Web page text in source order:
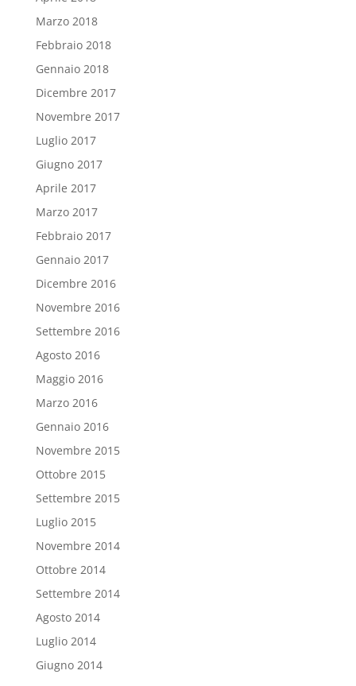
Marzo 2018
Febbraio 2018
Gennaio 2018
Dicembre 2017
Novembre 2017
Luglio 2017
Giugno 2017
Aprile 2017
Marzo 2017
Febbraio 2017
Gennaio 2017
Dicembre 2016
Novembre 2016
Settembre 2016
Agosto 2016
Maggio 2016
Marzo 2016
Gennaio 2016
Novembre 2015
Ottobre 2015
Settembre 2015
Luglio 2015
Novembre 2014
Ottobre 2014
Settembre 2014
Agosto 2014
Luglio 2014
Giugno 2014